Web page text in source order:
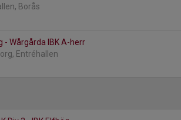
Borås
- Wårgårda IBK A-herr
Entréhallen